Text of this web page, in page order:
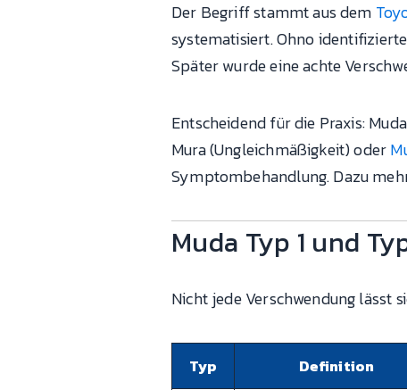
Der Begriff stammt aus dem
systematisiert. Ohno
Später wurde eine achte
Entscheidend für die Praxis:
Mura (Ungleichmäßigkeit) oder
Symptombehandlung. Dazu
Muda Typ 1 und
Nicht jede Verschwendung lässt
Typ Definition